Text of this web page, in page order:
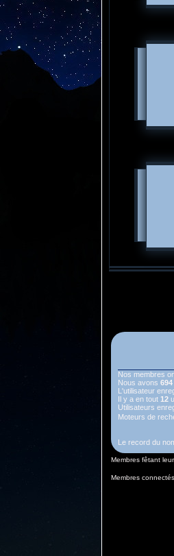
Nos membres
Nous avons 694
L'utilisateur
Il y a en tout 12
Utilisateurs
Moteurs de
Le record du
Membres fêtant
Membres